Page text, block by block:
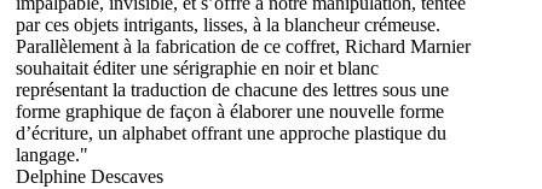
par ces objets intrigants, lisses, à la blancheur crémeuse.
Parallèlement à la fabrication de ce coffret, Richard Marnier
souhaitait éditer une sérigraphie en noir et blanc
représentant la traduction de chacune des lettres sous une
forme graphique de façon à élaborer une nouvelle forme
d’écriture, un alphabet offrant une approche plastique du
langage."
Delphine Descaves